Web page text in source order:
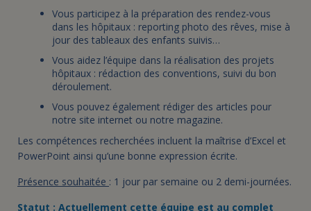
Vous participez à la préparation des rendez-vous
dans les hôpitaux : reporting photo des rêves, mise à
jour des tableaux des enfants suivis…
Vous aidez l’équipe dans la réalisation des projets
hôpitaux : rédaction des conventions, suivi du bon
déroulement.
Vous pouvez également rédiger des articles pour
notre site internet ou notre magazine.
Les compétences recherchées incluent la maîtrise d’Excel et
PowerPoint ainsi qu’une bonne expression écrite.
Présence souhaitée : 1 jour par semaine ou 2 demi-journées.
Statut : Actuellement cette équipe est au complet